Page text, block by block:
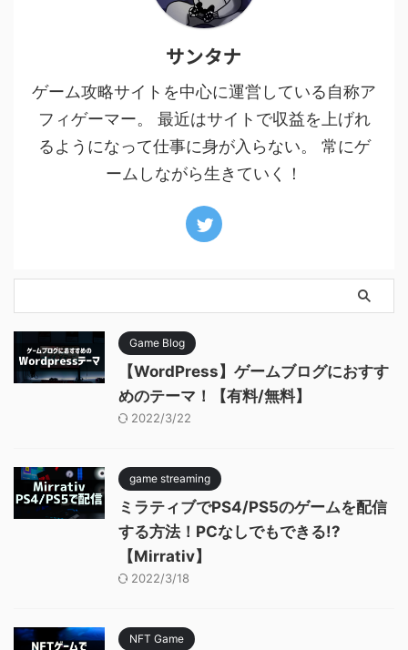
サンタナ
ゲーム攻略サイトを中心に運営している自称ア
フィゲーマー。 最近はサイトで収益を上げれ
るようになって仕事に身が入らない。 常にゲ
ームしながら生きていく！
Game Blog
【WordPress】ゲームブログにおすす
めのテーマ！【有料/無料】
2022/3/22
game streaming
ミラティブでPS4/PS5のゲームを配信
する方法！PCなしでもできる!?
【Mirrativ】
2022/3/18
NFT Game